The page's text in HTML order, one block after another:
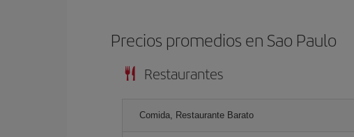
Precios promedios en Sao Paulo
Restaurantes
Comida, Restaurante Barato